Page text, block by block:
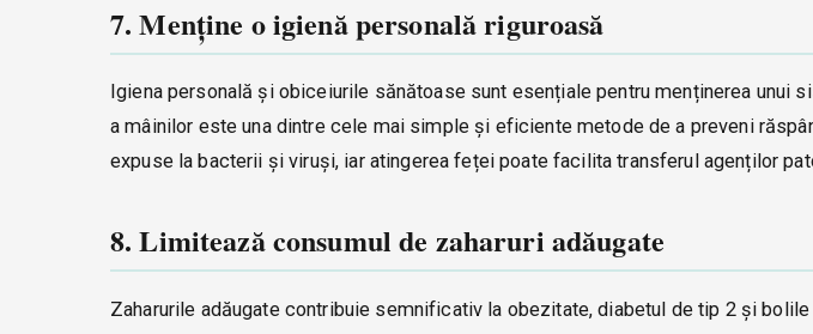
7. Menține o igienă personală riguroasă
Igiena personală și obiceiurile sănătoase sunt esențiale pentru menținerea unui
a mâinilor este una dintre cele mai simple și eficiente metode de a preveni
expuse la bacterii și viruși, iar atingerea feței poate facilita transferul agenților
8. Limitează consumul de zaharuri adăugate
Zaharurile adăugate contribuie semnificativ la obezitate, diabetul de tip 2 și